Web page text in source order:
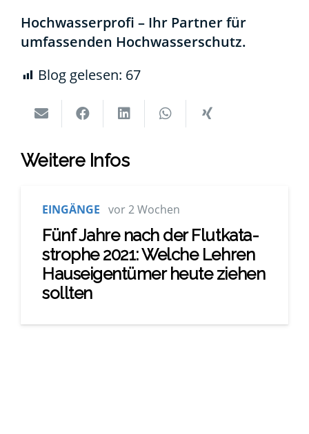
Hoch­was­ser­pro­fi – Ihr Part­ner für
umfas­sen­den Hoch­was­ser­schutz.
Blog gele­sen: 67
Wei­te­re Infos
EINGÄNGE vor 2 Wochen
Fünf Jah­re nach der Flut­ka­ta­
stro­phe 2021: Wel­che Leh­ren
Haus­ei­gen­tü­mer heu­te zie­hen
soll­ten